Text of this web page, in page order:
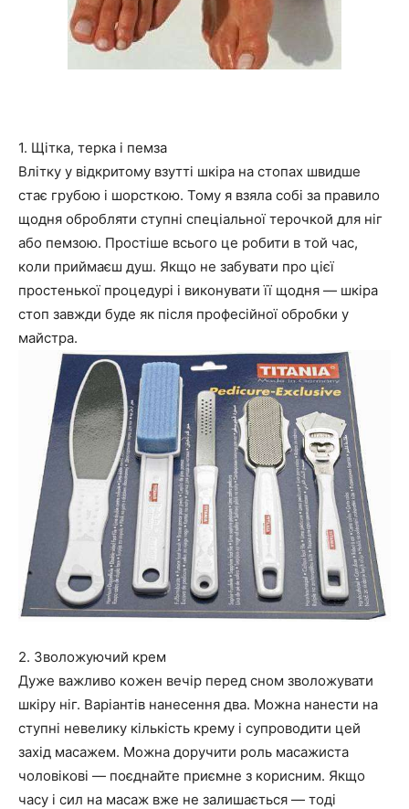
1. Щітка, терка і пемза
Влітку у відкритому взутті шкіра на стопах швидше
стає грубою і шорсткою. Тому я взяла собі за правило
щодня обробляти ступні спеціальної терочкой для ніг
або пемзою. Простіше всього це робити в той час,
коли приймаєш душ. Якщо не забувати про цієї
простенької процедурі і виконувати її щодня — шкіра
стоп завжди буде як після професійної обробки у
майстра.
2. Зволожуючий крем
Дуже важливо кожен вечір перед сном зволожувати
шкіру ніг. Варіантів нанесення два. Можна нанести на
ступні невелику кількість крему і супроводити цей
захід масажем. Можна доручити роль масажиста
чоловікові — поєднайте приємне з корисним. Якщо
часу і сил на масаж вже не залишається — тоді